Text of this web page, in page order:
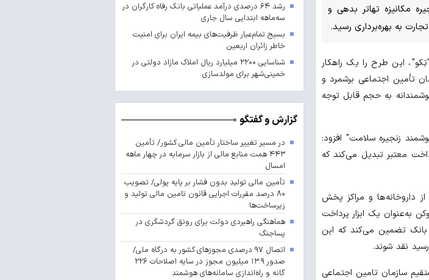
مکانیزه تهاتر بدهی و
به بهره‌برداری رسید.
این طرح را یک راهکار
تأمین اجتماعی برشمرد و
به حجم قابل توجه
زنجیره سلامت" افزود:
معتبر تبدیل می‌کند که
از داروخانه‌ها و مراکز پخش
به‌عنوان یک ابزار پرداخت
بانک تضمین می‌کند که این
نقد شوند.
سازمان تامین اجتماعی
رشد ۶۴ درصدی درآمد عملیاتی بانک رفاه کارگران در
سه‌ماهه ابتدایی سال جاری
بسیج تمام‌عیار ظرفیت‌های بیمه ایران برای امنیت
خاطر زائران اربعین
شناسایی ۲۲۰۰ میلیارد ریال املاک مازاد دولتی در
خمینی‌شهر برای مولدسازی
گزارش و گفتگو
در مسیر تغییر ساختار تأمین مالی کشور/ تأمین
۴۴۳ همت منابع مالی از بازار سرمایه در چهار ماهه
امسال
تأمین مالی تولید بدون فشار بر پایه پولی/ تصویب
۸۰ درصد مقررات اجرایی قانون تامین مالی تولید و
زیرساخت‌ها
هماهنگی راهبردی دولت برای رونق گردشگری در
پساجنگ
اتصال ۹۷ درصدی مجوزهای کشور به درگاه ملی/
صدور ۱۳.۹ میلیون مجوز در سایه اصلاحات ۲۲۶
گانه و راه‌اندازی سامانه‌های هوشمند